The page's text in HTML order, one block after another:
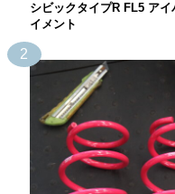
シビックタイプR FL5 ア
イメント
2